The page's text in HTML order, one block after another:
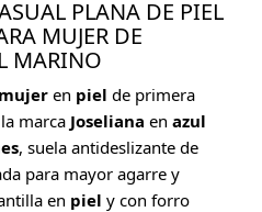
PLANA DE PIEL
MUJER DE
MARINO
mujer en piel de primera
marca Joseliana en azul
, suela antideslizante de
para mayor agarre y
en piel y con forro